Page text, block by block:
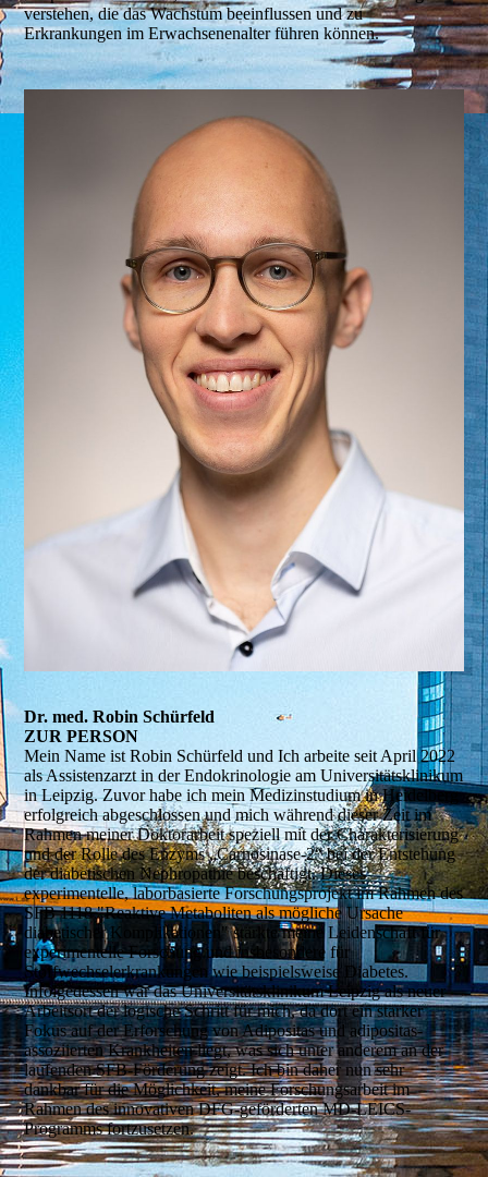
verstehen, die das Wachstum beeinflussen und zu
Erkrankungen im Erwachsenenalter führen können.
Dr. med. Robin Schürfeld
ZUR PERSON
Mein Name ist Robin Schürfeld und Ich arbeite seit April 2022
als Assistenzarzt in der Endokrinologie am Universitätsklinikum
in Leipzig. Zuvor habe ich mein Medizinstudium in Heidelberg
erfolgreich abgeschlossen und mich während dieser Zeit im
Rahmen meiner Doktorarbeit speziell mit der Charakterisierung
und der Rolle des Enzyms „Carnosinase-2“ bei der Entstehung
der diabeti­schen Nephropathie beschäftigt. Dieses
experimentelle, laborbasierte Forschungsprojekt im Rahmen des
SFB 1118 "Reaktive Metaboliten als mögliche Ursache
diabetischer Komplikationen" stärkte meine Leidenschaft für
experimentelle Forschung und insbesondere für
Stoffwechselerkrankungen wie beispielsweise Diabetes.
Infolgedessen war das Universitätsklinikum Leipzig als neuer
Arbeitsort der logische Schritt für mich, da dort ein starker
Fokus auf der Erforschung von Adipositas und adipositas­
assozi­ierten Krankheiten liegt, was sich unter anderem an der
laufenden SFB-Förderung zeigt. Ich bin daher nun sehr
dankbar für die Möglichkeit, meine Forschungsarbeit im
Rahmen des innovativen DFG-geförderten MD-LEICS-
Programms fortzusetzen.